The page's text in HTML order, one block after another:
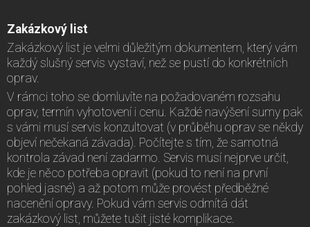
Zakázkový list
Zakázkový list je velmi důležitým dokumentem, který vám
každý slušný servis vystaví, než se pustí do konkrétních
oprav.
V rámci toho se domluvíte na požadovaném rozsahu
oprav, termín vyhotovení i cenu. Každé navýšení sumy pak
s vámi musí servis konzultovat (v průběhu oprav se někdy
objeví nečekaná závada). Počítejte s tím, že samotná
kontrola závad není zadarmo. Servis musí nejprve určit,
kde je něco potřeba opravit (pokud to není na první
pohled jasné) a až potom může provést předběžné
nacenění opravy. Pokud vám servis odmítá dát
zakázkový list, můžete tušit jisté komplikace.